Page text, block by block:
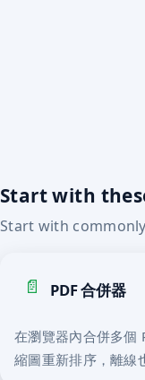
Start with
Start with
📄 PDF 合併器
在瀏覽器內合併多個
縮圖重新排序，離線